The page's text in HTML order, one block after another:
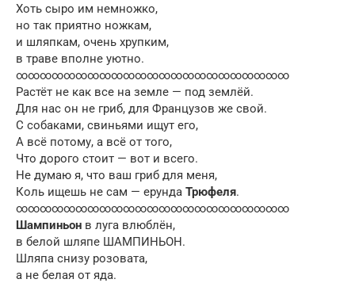
Хоть сыро им немножко,
но так приятно ножкам,
и шляпкам, очень хрупким,
в траве вполне уютно.
∞∞∞∞∞∞∞∞∞∞∞∞∞∞∞∞∞∞∞∞∞∞∞
Растёт не как все на земле — под землёй.
Для нас он не гриб, для Французов же свой.
С собаками, свиньями ищут его,
А всё потому, а всё от того,
Что дорого стоит — вот и всего.
Не думаю я, что ваш гриб для меня,
Коль ищешь не сам — ерунда Трюфеля.
∞∞∞∞∞∞∞∞∞∞∞∞∞∞∞∞∞∞∞∞∞∞∞
Шампиньон в луга влюблён,
в белой шляпе ШАМПИНЬОН.
Шляпа снизу розовата,
а не белая от яда.